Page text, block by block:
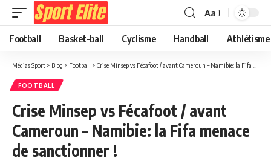
Aa
Football Basket-ball Cyclisme Handball Athlétisme
Médias Sport > Blog > Football > Crise Minsep vs Fécafoot / avant Cameroun – Namibie: la Fifa menace de sanctionner !
FOOTBALL
Crise Minsep vs Fécafoot / avant
Cameroun – Namibie: la Fifa menace
de sanctionner !